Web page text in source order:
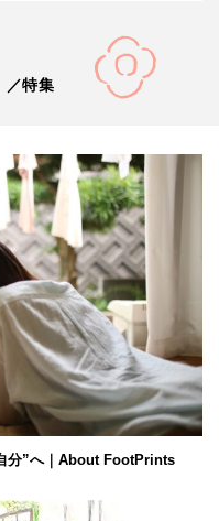
／特集
分”へ｜About FootPrints